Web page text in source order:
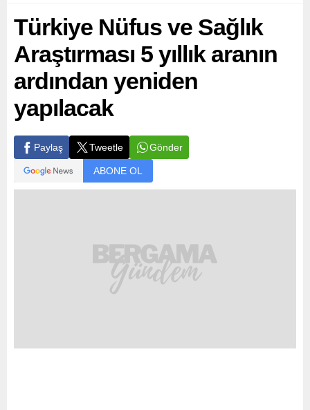
Türkiye Nüfus ve Sağlık
Araştırması 5 yıllık aranın
ardından yeniden
yapılacak
Paylaş Tweetle Gönder
ABONE OL